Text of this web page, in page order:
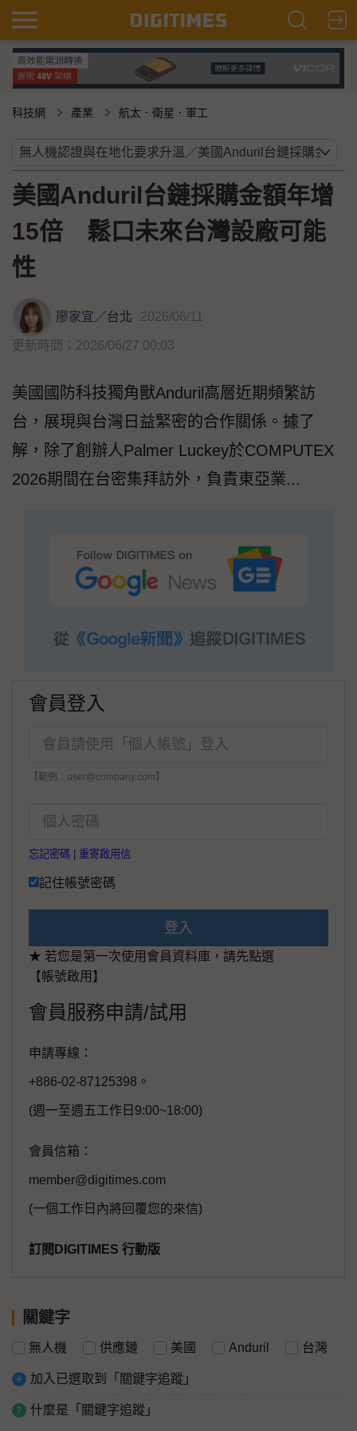
科技網 產業 航太．衛星．軍工
美國Anduril台鏈採購金額年增
15倍 鬆口未來台灣設廠可能
性
廖家宜／台北 2026/06/11
更新時間：2026/06/27 00:03
美國國防科技獨角獸Anduril高層近期頻繁訪
台，展現與台灣日益緊密的合作關係。據了
解，除了創辦人Palmer Luckey於COMPUTEX
2026期間在台密集拜訪外，負責東亞業...
會員登入
【範例：user@company.com】
忘記密碼 重寄啟用信
記住帳號密碼
登入
★ 若您是第一次使用會員資料庫，請先點選
【帳號啟用】
會員服務申請/試用
申請專線：
+886-02-87125398。
(週一至週五工作日9:00~18:00)
會員信箱：
member@digitimes.com
(一個工作日內將回覆您的來信)
訂閱DIGITIMES 行動版
關鍵字
無人機 供應鏈 美國 Anduril 台灣
加入已選取到「關鍵字追蹤」
什麼是「關鍵字追蹤」